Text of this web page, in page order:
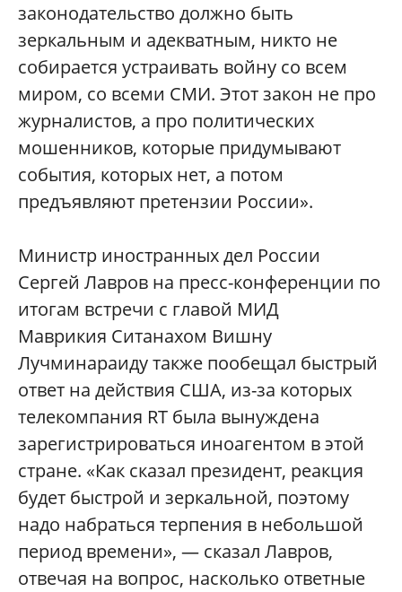
законодательство должно быть
зеркальным и адекватным, никто не
собирается устраивать войну со всем
миром, со всеми СМИ. Этот закон не про
журналистов, а про политических
мошенников, которые придумывают
события, которых нет, а потом
предъявляют претензии России».
Министр иностранных дел России
Сергей Лавров на пресс-конференции по
итогам встречи с главой МИД
Маврикия Ситанахом Вишну
Лучминараиду также пообещал быстрый
ответ на действия США, из-за которых
телекомпания RT была вынуждена
зарегистрироваться иноагентом в этой
стране. «Как сказал президент, реакция
будет быстрой и зеркальной, поэтому
надо набраться терпения в небольшой
период времени», — сказал Лавров,
отвечая на вопрос, насколько ответные